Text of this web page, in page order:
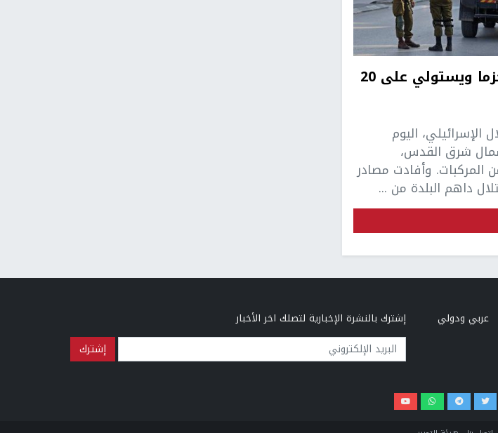
الاحتلال يقتحم حزما ويستولي على 20
الإسرائيلي، اليوم
شرق القدس،
وأفادت مصادر
داهم البلدة من ...
عربي ودولي
إشترك بالنشرة الإخبارية لتصلك اخر الأخبار
البريد الإلكتروني